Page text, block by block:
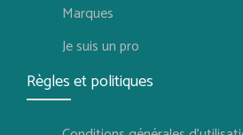
Marques
Je suis un pro
Règles et politiques